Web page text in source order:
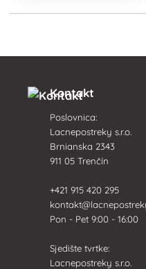
Kontakt
Poslovnica:
Lacnepostreky s.r.o.
Brnianska 2343
911 05 Trenčín
+421 915 420 295
Pon - Pet 9:00 - 16:00
Sjedište tvrtke:
Lacnepostreky s.r.o.